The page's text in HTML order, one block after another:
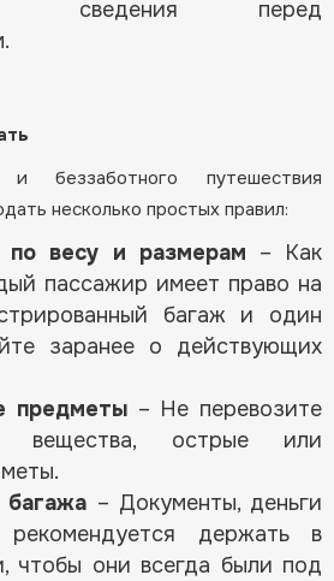
сведения перед
беззаботного путешествия
несколько простых правил:
по весу и размерам – Как
пассажир имеет право на
багаж и один
заранее о действующих
предметы– Не перевозите
вещества, острые или
багажа – Документы, деньги
держать в
чтобы они всегда были под